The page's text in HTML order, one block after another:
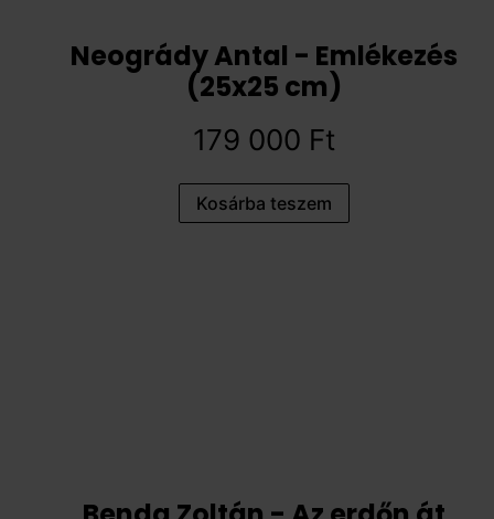
Neogrády Antal - Emlékezés
(25x25 cm)
179 000 Ft
Kosárba teszem